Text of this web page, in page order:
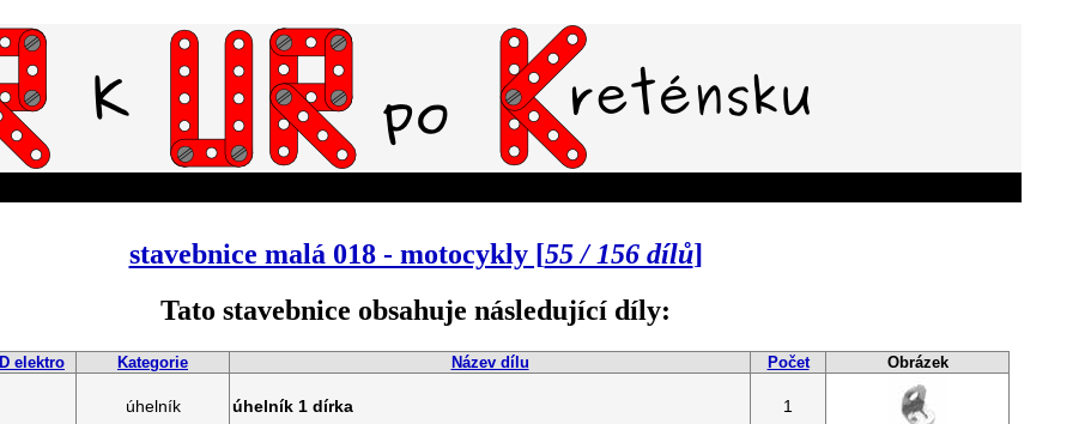
stavebnice malá 018 - motocykly [55 / 156 dílů]
Tato stavebnice obsahuje následující díly:
ID elektro Kategorie Název dílu Počet Obrázek
úhelník úhelník 1 dírka 1